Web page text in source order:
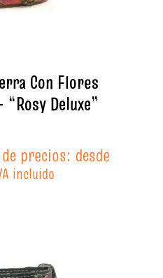
Con Flores
Deluxe”
precios: desde
incluido